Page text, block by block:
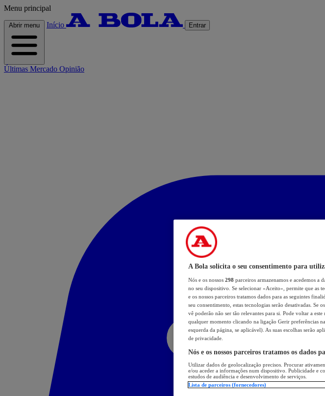
Menu principal
Abrir menu Início Entrar
Últimas Mercado Opinião
A Bola solicita o seu consentimento para
Nós e os nossos 298 parceiros armazenamos e acedemos a
no seu dispositivo. Se selecionar «Aceito», permite que as
e os nossos parceiros tratamos dados para as seguintes
seu consentimento, estas tecnologias serão desativadas. Se
vê poderão não ser tão relevantes para si. Pode voltar a
qualquer momento clicando na ligação Gerir preferências
esquerda da página, se aplicável). As suas escolhas serão
de privacidade.
Nós e os nossos parceiros tratamos os dados
Utilizar dados de geolocalização precisos. Procurar
e/ou aceder a informações num dispositivo. Publicidade e
estudos de audiência e desenvolvimento de serviços.
Lista de parceiros (fornecedores)